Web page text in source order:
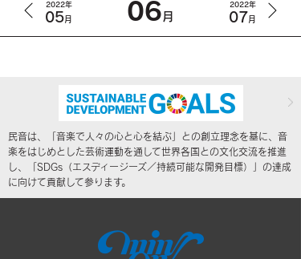
2022年
05月 06月
2022年
07月
民音は、「音楽で人々の心と心を結ぶ」との創立理念を基に、音
楽をはじめとした芸術運動を通して世界各国との文化交流を推進
し、「SDGs（エスディージーズ／持続可能な開発目標）」の達成
に向けて貢献して参ります。